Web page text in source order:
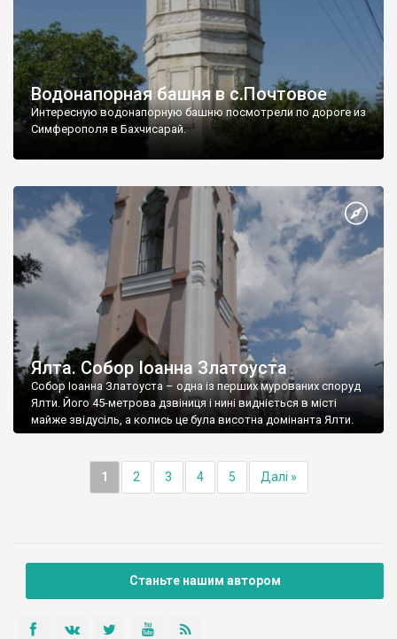
Водонапорная башня в с.Почтовое
Интересную водонапорную башню посмотрели по дороге из
Симферополя в Бахчисарай.
Ялта. Собор Іоанна Златоуста
Собор Іоанна Златоуста – одна із перших мурованих споруд
Ялти. Його 45-метрова дзвіниця і нині видніється в місті
майже звідусіль, а колись це була висотна домінанта Ялти.
1 2 3 4 5 Далі »
Станьте нашим автором